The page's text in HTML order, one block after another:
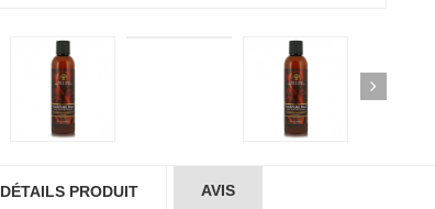
DÉTAILS PRODUIT AVIS